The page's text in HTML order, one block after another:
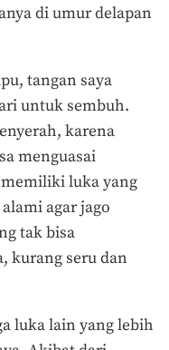
di umur delapan
tangan saya
untuk sembuh.
karena
menguasai
luka yang
agar jago
tak bisa
kurang seru dan
luka lain yang lebih